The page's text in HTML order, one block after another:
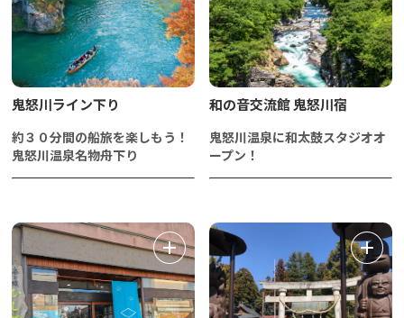
鬼怒川ライン下り
約３０分間の船旅を楽しもう！
鬼怒川温泉名物舟下り
和の音交流館 鬼怒川宿
鬼怒川温泉に和太鼓スタジオオ
ープン！